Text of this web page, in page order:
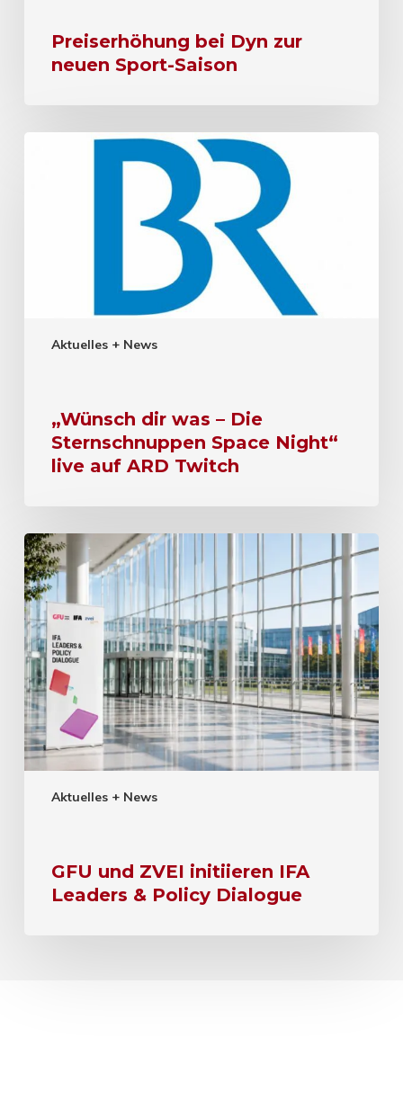
Preiserhöhung bei Dyn zur
neuen Sport-Saison
Aktuelles + News
„Wünsch dir was – Die
Sternschnuppen Space Night“
live auf ARD Twitch
Aktuelles + News
GFU und ZVEI initiieren IFA
Leaders & Policy Dialogue